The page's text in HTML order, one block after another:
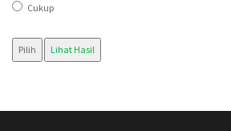
Cukup
Pilih Lihat Hasil